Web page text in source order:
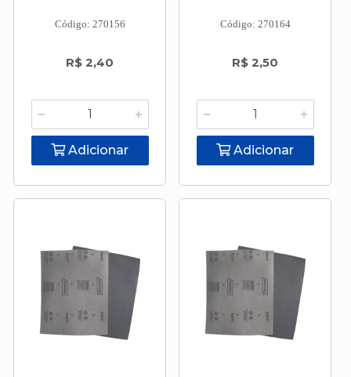
Código: 270156
R$ 2,40
Adicionar
Código: 270164
R$ 2,50
Adicionar